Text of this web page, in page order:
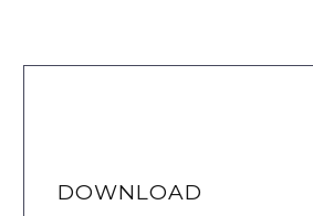
DOWNLOAD